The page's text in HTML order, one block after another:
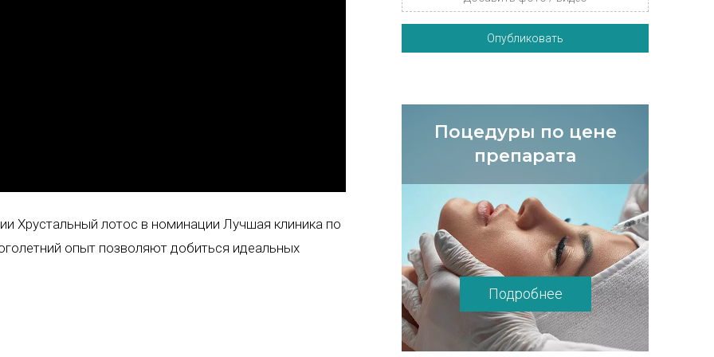
Хрустальный лотос в номинации Лучшая клиника по
опыт позволяют добиться идеальных
Опубликовать
Поцедуры по цене
препарата
Подробнее